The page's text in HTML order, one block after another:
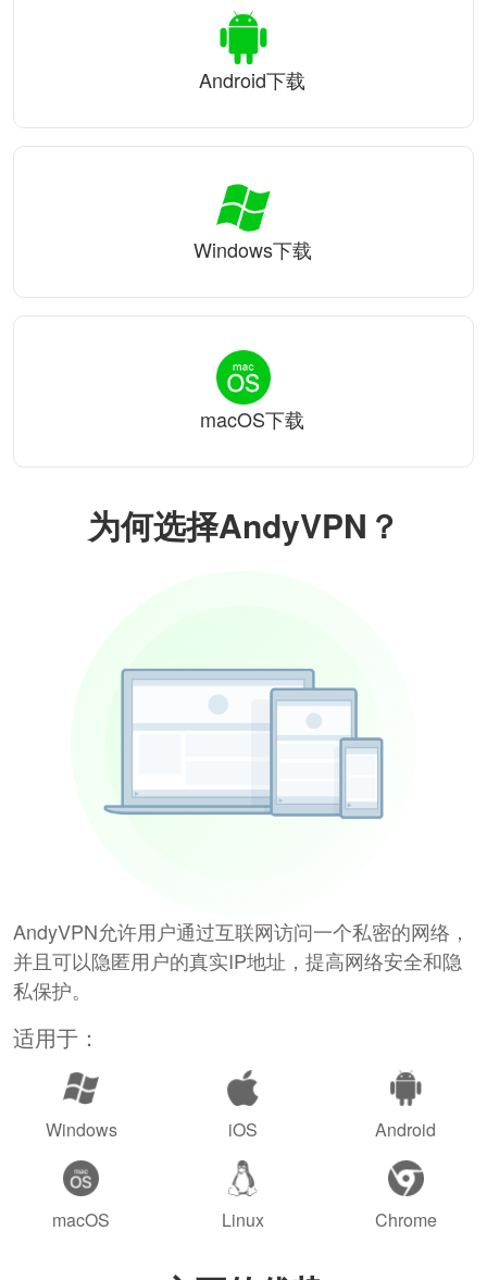
为何选择AndyVPN？
AndyVPN允许用户通过互联网访问一个私密的网络，
并且可以隐匿用户的真实IP地址，提高网络安全和隐
私保护。
适用于：
Windows iOS Android
macOS Linux Chrome
Android下载
Windows下载
macOS下载